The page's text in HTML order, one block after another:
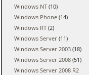
Windows NT (10)
Windows Phone (14)
Windows RT (2)
Windows Server (11)
Windows Server 2003 (18)
Windows Server 2008 (51)
Windows Server 2008 R2